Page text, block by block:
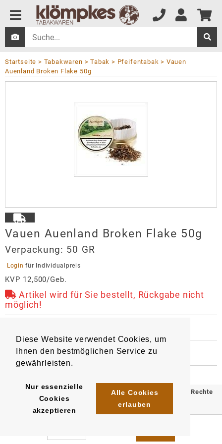
Diese Website verwendet Cookies, um
Ihnen den bestmöglichen Service zu
gewährleisten.
Nur essenzielle
Cookies
akzeptieren
Alle Cookies
erlauben
Startseite Tabakwaren Tabak Pfeifentabak
Vauen
Auenland Broken Flake 50g
Vauen Auenland Broken Flake 50g
Verpackung: 50 GR
Login für Individualpreis
KVP 12,500/Geb.
Artikel wird für Sie bestellt, Rückgabe nicht
möglich!
Vauen Auenland Broken Flake 50g
Hersteller
VAUEN Vereinigte Pfeifenfabriken
Nürnberg GmbH
Landgrabenstraße 12
Nürnberg
WEITERE INFORMATIONEN
Artikel: 6519 4030486831900
© 2025 Klömpkes Heinrich Inh. Marion Winkels e.K. Alle Rechte
vorbehalten.